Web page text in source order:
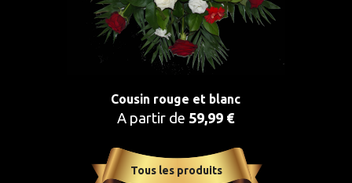
Cousin rouge et blanc
A partir de 59,99 €
Tous les produits